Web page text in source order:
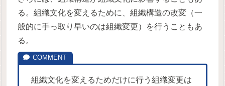
る。組織文化を変えるために、組織構造の改変（一
般的に手っ取り早いのは組織変更）を行うこともあ
る。
組織文化を変えるためだけに行う組織変更は